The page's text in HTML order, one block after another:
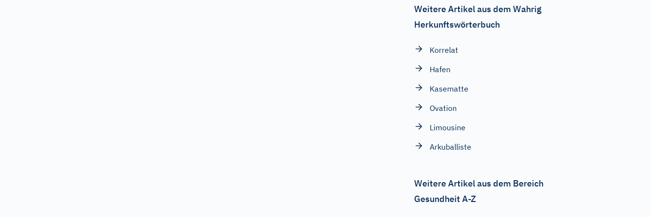
Weitere Artikel aus dem Wahrig
Herkunftswörterbuch
Korrelat
Hafen
Kasematte
Ovation
Limousine
Arkuballiste
Weitere Artikel aus dem Bereich
Gesundheit A-Z